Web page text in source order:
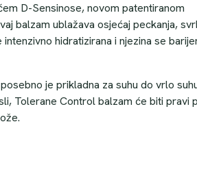
D-Sensinose, novom patentiranom
balzam ublažava osjećaj peckanja,
hidratizirana i njezina se
je prikladna za suhu do vrlo
Tolerane Control balzam će biti pravi